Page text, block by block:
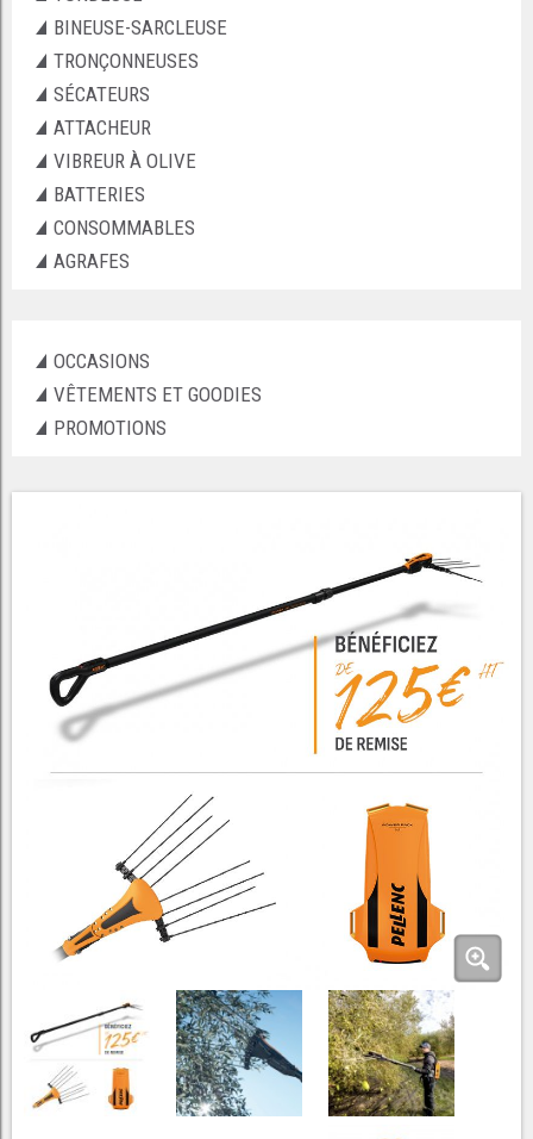
BINEUSE-SARCLEUSE
TRONÇONNEUSES
SÉCATEURS
ATTACHEUR
VIBREUR À OLIVE
BATTERIES
CONSOMMABLES
AGRAFES
OCCASIONS
VÊTEMENTS ET GOODIES
PROMOTIONS